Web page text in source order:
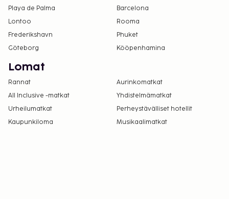
Playa de Palma
Barcelona
Lontoo
Rooma
Frederikshavn
Phuket
Göteborg
Kööpenhamina
Lomat
Rannat
Aurinkomatkat
All Inclusive -matkat
Yhdistelmämatkat
Urheilumatkat
Perheystävälliset hotellit
Kaupunkiloma
Musikaalimatkat